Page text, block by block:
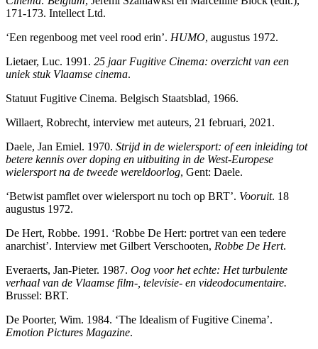
171-173. Intellect Ltd.
‘Een regenboog met veel rood erin’. HUMO, augustus 1972.
Lietaer, Luc. 1991. 25 jaar Fugitive Cinema: overzicht van een
uniek stuk Vlaamse cinema.
Statuut Fugitive Cinema. Belgisch Staatsblad, 1966.
Willaert, Robrecht, interview met auteurs, 21 februari, 2021.
Daele, Jan Emiel. 1970. Strijd in de wielersport: of een inleiding tot
betere kennis over doping en uitbuiting in de West-Europese
wielersport na de tweede wereldoorlog, Gent: Daele.
‘Betwist pamflet over wielersport nu toch op BRT’. Vooruit. 18
augustus 1972.
De Hert, Robbe. 1991. ‘Robbe De Hert: portret van een tedere
anarchist’. Interview met Gilbert Verschooten, Robbe De Hert.
Everaerts, Jan-Pieter. 1987. Oog voor het echte: Het turbulente
verhaal van de Vlaamse film-, televisie- en videodocumentaire.
Brussel: BRT.
De Poorter, Wim. 1984. ‘The Idealism of Fugitive Cinema’.
Emotion Pictures Magazine.